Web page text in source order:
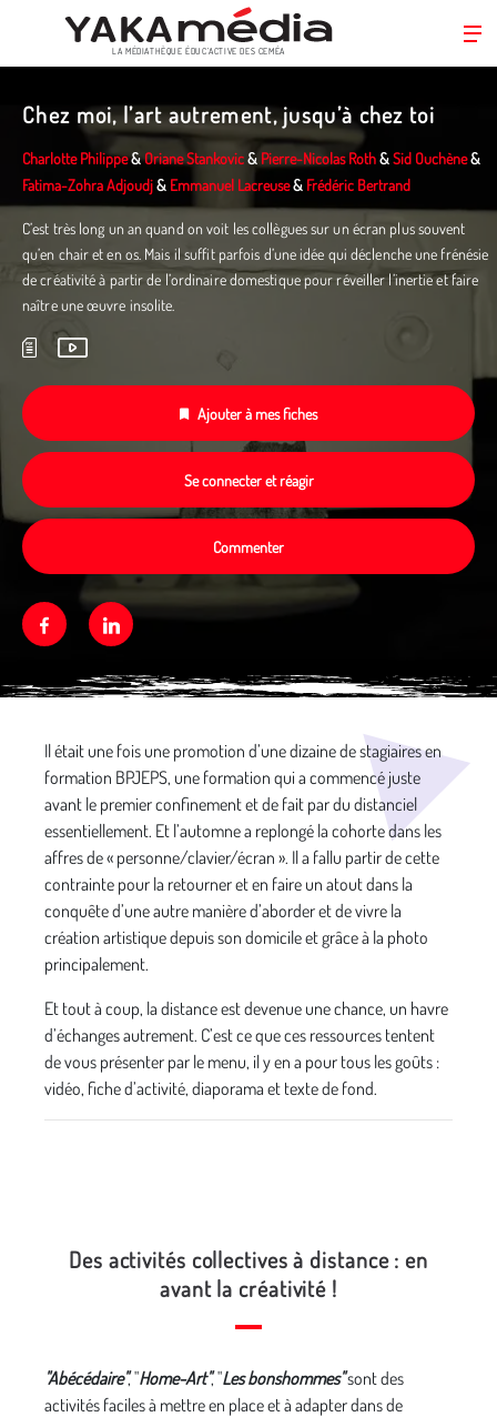
principal
LA MÉDIATHÈQUE ÉDUC’ACTIVE DES CEMÉA
Chez moi, l’art autrement, jusqu’à chez toi
Charlotte Philippe&Oriane Stankovic& Pierre-Nicolas Roth&Sid Ouchène&
Fatima-Zohra Adjoudj& Emmanuel Lacreuse& Frédéric Bertrand
C’est très long un an quand on voit les collègues sur un écran plus souvent
qu’en chair et en os. Mais il suffit parfois d’une idée qui déclenche une frénésie
de créativité à partir de l’ordinaire domestique pour réveiller l’inertie et faire
naître une œuvre insolite.
Ajouter à mes fiches
Se connecter et réagir
Commenter
FacebookLinkedin
Il était une fois une promotion d’une dizaine de stagiaires en
formation BPJEPS, une formation qui a commencé juste
avant le premier confinement et de fait par du distanciel
essentiellement. Et l’automne a replongé la cohorte dans les
affres de « personne/clavier/écran ». Il a fallu partir de cette
contrainte pour la retourner et en faire un atout dans la
conquête d’une autre manière d’aborder et de vivre la
création artistique depuis son domicile et grâce à la photo
principalement.
Et tout à coup, la distance est devenue une chance, un havre
d’échanges autrement. C’est ce que ces ressources tentent
de vous présenter par le menu, il y en a pour tous les goûts :
vidéo, fiche d’activité, diaporama et texte de fond.
Des activités collectives à distance : en
avant la créativité !
"Abécédaire", "Home-Art", "Les bonshommes"sont des
activités faciles à mettre en place et à adapter dans de